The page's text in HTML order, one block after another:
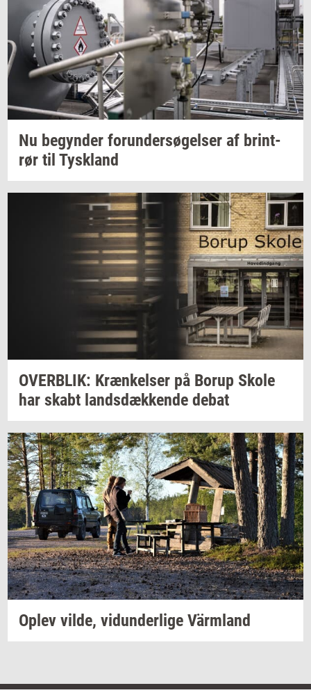
Nu be­gyn­der forun­der­sø­gel­ser af brin­t­
rør til Tys­kland
OVER­BLIK: Kræn­kel­ser på Borup Skole
har skabt lands­dæk­ken­de debat
Oplev vilde, vi­dun­der­li­ge Värmland